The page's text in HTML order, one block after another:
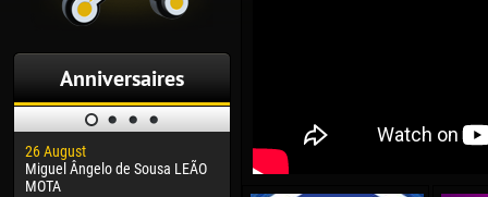
Anniversaires
26 August
Miguel Ângelo de Sousa LEÃO
MOTA
30 January
Dhoraso Moreo KLAS
04